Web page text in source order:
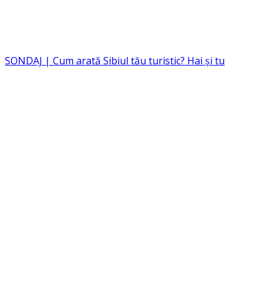
SONDAJ | Cum arată Sibiul tău turistic? Hai și tu